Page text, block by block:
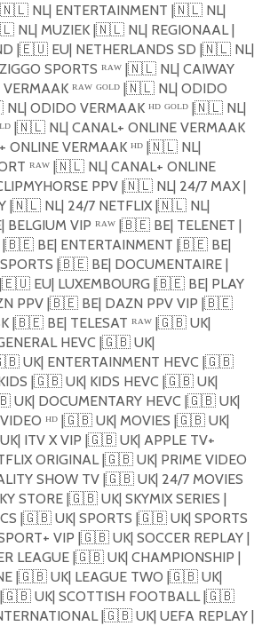
🇳🇱NL| ENTERTAINMENT |🇳🇱NL|
NL| MUZIEK |🇳🇱NL| REGIONAAL |
|🇪🇺EU| NETHERLANDS SD |🇳🇱NL|
SPORTS ᴿᴬᵂ |🇳🇱NL| CAIWAY
ᴿᴬᵂ ᴳᴼᴸᴰ |🇳🇱NL| ODIDO
NL| ODIDO VERMAAK ᴴᴰ ᴳᴼᴸᴰ |🇳🇱NL|
|🇳🇱NL| CANAL+ ONLINE VERMAAK
ONLINE VERMAAK ᴴᴰ |🇳🇱NL|
ᴿᴬᵂ |🇳🇱NL| CANAL+ ONLINE
PPV |🇳🇱NL| 24/7 MAX |
|🇳🇱NL| 24/7 NETFLIX |🇳🇱NL|
BELGIUM VIP ᴿᴬᵂ |🇧🇪BE| TELENET |
🇧🇪BE| ENTERTAINMENT |🇧🇪BE|
|🇧🇪BE| DOCUMENTAIRE |
🇪🇺EU| LUXEMBOURG |🇧🇪BE| PLAY
PPV |🇧🇪BE| DAZN PPV VIP |🇧🇪
|🇧🇪BE| TELESAT ᴿᴬᵂ |🇬🇧UK|
HEVC |🇬🇧UK|
UK| ENTERTAINMENT HEVC |🇬🇧
|🇬🇧UK| KIDS HEVC |🇬🇧UK|
UK| DOCUMENTARY HEVC |🇬🇧UK|
ᴴᴰ |🇬🇧UK| MOVIES |🇬🇧UK|
ITV X VIP |🇬🇧UK| APPLE TV+
ORIGINAL |🇬🇧UK| PRIME VIDEO
SHOW TV |🇬🇧UK| 24/7 MOVIES
STORE |🇬🇧UK| SKYMIX SERIES |
|🇬🇧UK| SPORTS |🇬🇧UK| SPORTS
VIP |🇬🇧UK| SOCCER REPLAY |
LEAGUE |🇬🇧UK| CHAMPIONSHIP |
|🇬🇧UK| LEAGUE TWO |🇬🇧UK|
🇬🇧UK| SCOTTISH FOOTBALL |🇬🇧
|🇬🇧UK| UEFA REPLAY |